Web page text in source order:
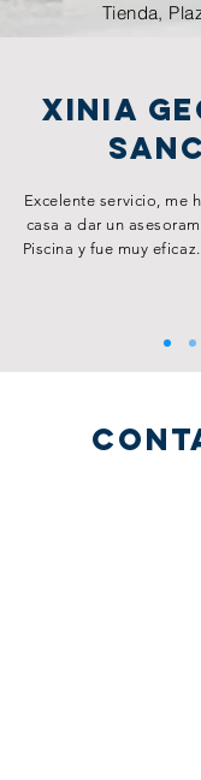
Tienda,
Xinia
Excelente servicio, me
casa a dar un
Piscina y fue muy